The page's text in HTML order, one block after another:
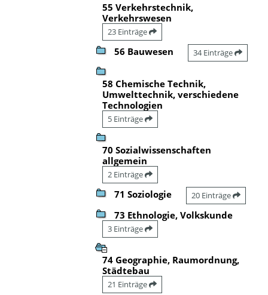
55 Verkehrstechnik,
Verkehrswesen
23 Einträge
56 Bauwesen 34 Einträge
58 Chemische Technik,
Umwelttechnik, verschiedene
Technologien
5 Einträge
70 Sozialwissenschaften
allgemein
2 Einträge
71 Soziologie 20 Einträge
73 Ethnologie, Volkskunde
3 Einträge
74 Geographie, Raumordnung,
Städtebau
21 Einträge